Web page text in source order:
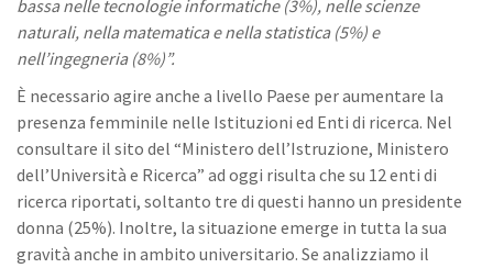
bassa nelle tecnologie informatiche (3%), nelle scienze
naturali, nella matematica e nella statistica (5%) e
nell’ingegneria (8%)”.
È necessario agire anche a livello Paese per aumentare la
presenza femminile nelle Istituzioni ed Enti di ricerca. Nel
consultare il sito del “Ministero dell’Istruzione, Ministero
dell’Università e Ricerca” ad oggi risulta che su 12 enti di
ricerca riportati, soltanto tre di questi hanno un presidente
donna (25%). Inoltre, la situazione emerge in tutta la sua
gravità anche in ambito universitario. Se analizziamo il